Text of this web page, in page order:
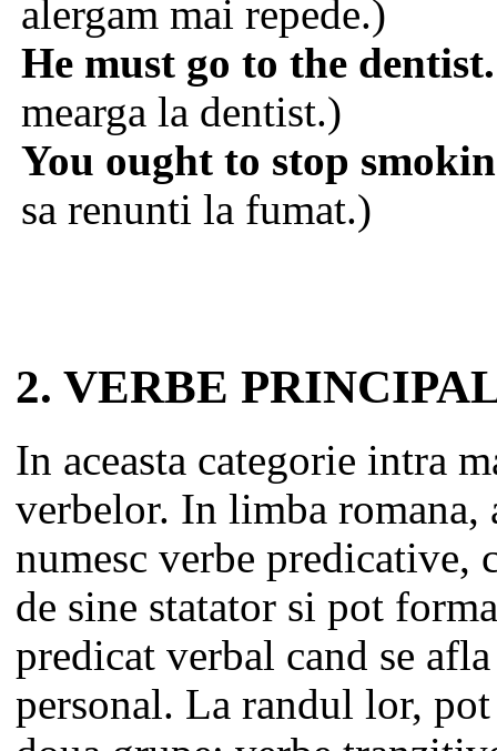
alergam mai repede.)
He must go to the dentist.
mearga la dentist.)
You ought to stop
sa renunti la fumat.)
2. VERBE
In aceasta categorie intra
verbelor. In limba romana,
numesc verbe predicative,
de sine statator si pot
predicat verbal cand se
personal. La randul lor,